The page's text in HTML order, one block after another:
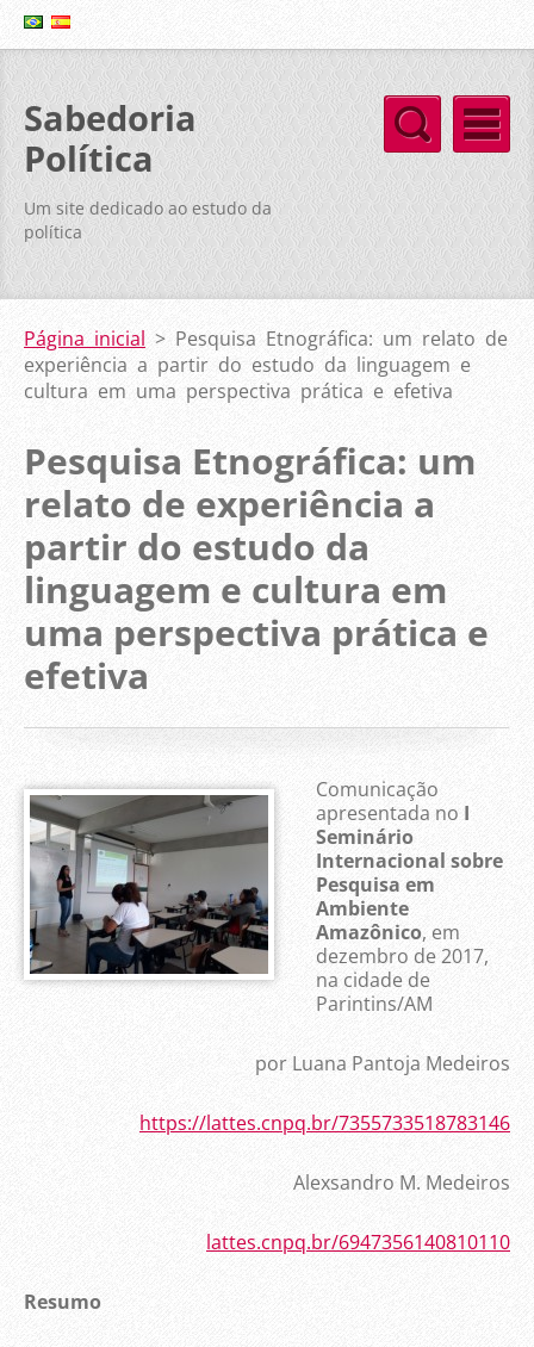
Sabedoria
Política
Um site dedicado ao estudo da
política
Página inicial > Pesquisa Etnográfica: um relato de
experiência a partir do estudo da linguagem e
cultura em uma perspectiva prática e efetiva
Pesquisa Etnográfica: um
relato de experiência a
partir do estudo da
linguagem e cultura em
uma perspectiva prática e
efetiva
Comunicação
apresentada no I
Seminário
Internacional sobre
Pesquisa em
Ambiente
Amazônico, em
dezembro de 2017,
na cidade de
Parintins/AM
por Luana Pantoja Medeiros
https://lattes.cnpq.br/7355733518783146
Alexsandro M. Medeiros
lattes.cnpq.br/6947356140810110
Resumo